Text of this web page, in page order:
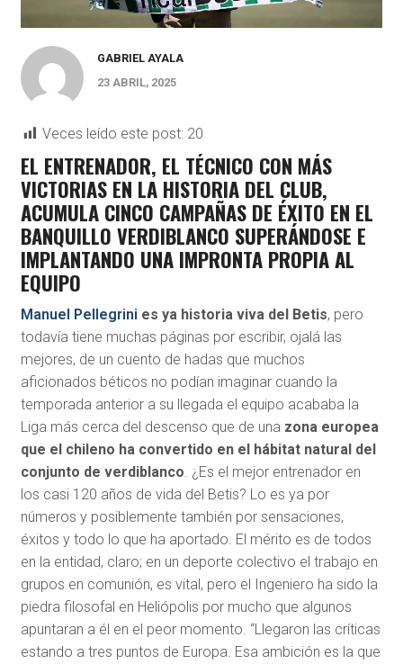
GABRIEL AYALA
23 ABRIL, 2025
Veces leído este post: 20
EL ENTRENADOR, EL TÉCNICO CON MÁS
VICTORIAS EN LA HISTORIA DEL CLUB,
ACUMULA CINCO CAMPAÑAS DE ÉXITO EN EL
BANQUILLO VERDIBLANCO SUPERÁNDOSE E
IMPLANTANDO UNA IMPRONTA PROPIA AL
EQUIPO
Manuel Pellegrini es ya historia viva del Betis, pero
todavía tiene muchas páginas por escribir, ojalá las
mejores, de un cuento de hadas que muchos
aficionados béticos no podían imaginar cuando la
temporada anterior a su llegada el equipo acababa la
Liga más cerca del descenso que de una zona europea
que el chileno ha convertido en el hábitat natural del
conjunto de verdiblanco. ¿Es el mejor entrenador en
los casi 120 años de vida del Betis? Lo es ya por
números y posiblemente también por sensaciones,
éxitos y todo lo que ha aportado. El mérito es de todos
en la entidad, claro; en un deporte colectivo el trabajo en
grupos en comunión, es vital, pero el Ingeniero ha sido la
piedra filosofal en Heliópolis por mucho que algunos
apuntaran a él en el peor momento. “Llegaron las críticas
estando a tres puntos de Europa. Esa ambición es la que